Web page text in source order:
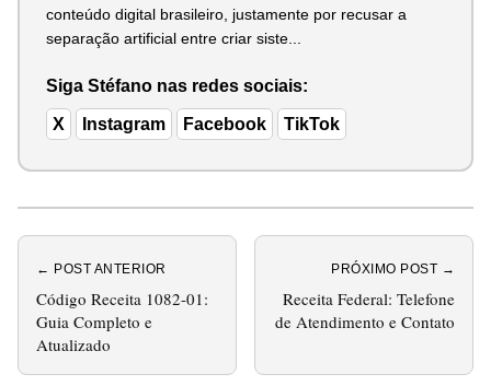
conteúdo digital brasileiro, justamente por recusar a
separação artificial entre criar siste...
Siga Stéfano nas redes sociais:
X Instagram Facebook TikTok
← POST ANTERIOR
Código Receita 1082-01:
Guia Completo e
Atualizado
PRÓXIMO POST →
Receita Federal: Telefone
de Atendimento e Contato